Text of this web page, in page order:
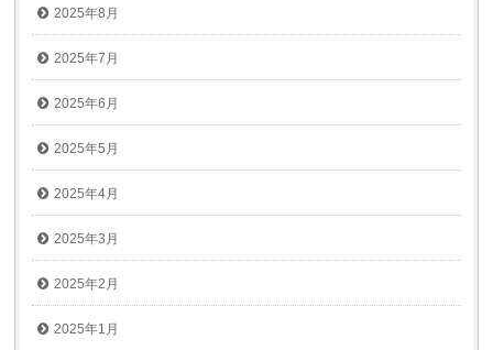
2025年8月
2025年7月
2025年6月
2025年5月
2025年4月
2025年3月
2025年2月
2025年1月